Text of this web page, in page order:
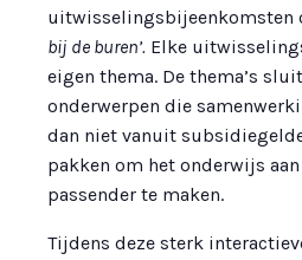
uitwisselingsbijeenkomsten
bij de buren’. Elke
eigen thema. De thema’s
onderwerpen die
dan niet vanuit
pakken om het onderwijs
passender te maken.
Tijdens deze sterk